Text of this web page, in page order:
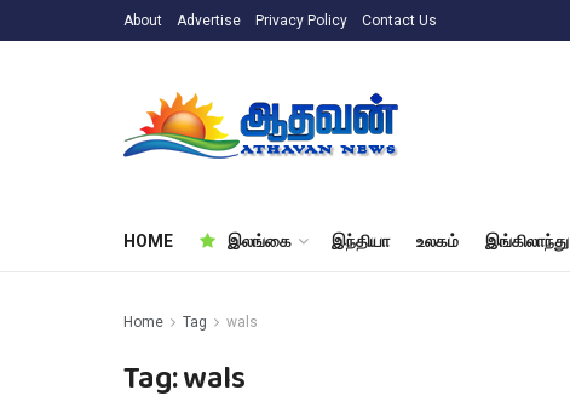
About Advertise Privacy Policy Contact Us
HOME இலங்கை இந்தியா உலகம் இங்கிலாந்து
Home Tag wals
Tag:wals